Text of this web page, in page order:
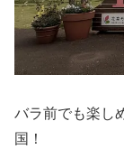
バラ前でも楽し
国！